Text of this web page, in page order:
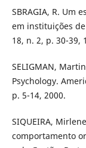
SBRAGIA, R. Um
em instituições
18, n. 2, p. 30-39,
SELIGMAN,
Psychology.
p. 5-14, 2000.
SIQUEIRA,
comportamento